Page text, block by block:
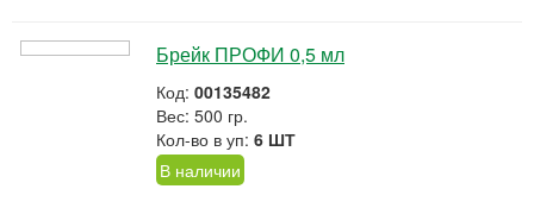
Брейк ПРОФИ 0,5 мл
Код: 00135482
Вес: 500 гр.
Кол-во в уп: 6 ШТ
В наличии